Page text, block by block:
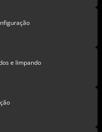
e limpando